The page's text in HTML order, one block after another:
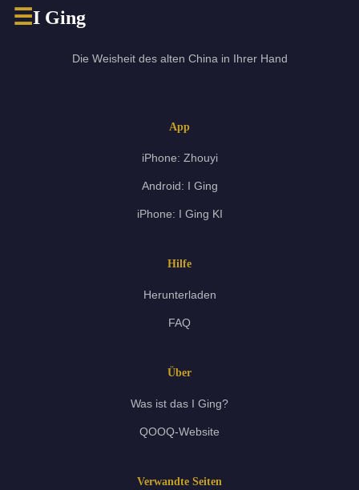
☰I Ging
Die Weisheit des alten China in Ihrer Hand
App
iPhone: Zhouyi
Android: I Ging
iPhone: I Ging KI
Hilfe
Herunterladen
FAQ
Über
Was ist das I Ging?
QOOQ-Website
Verwandte Seiten